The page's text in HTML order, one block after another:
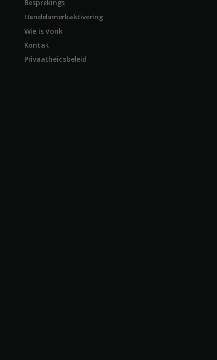
Besprekings
Handelsmerkaktivering
Wie is Vonk
Kontak
Privaatheidsbeleid